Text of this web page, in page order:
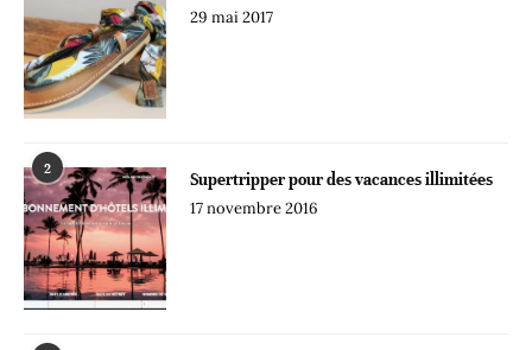
29 mai 2017
2
Supertripper pour des vacances illimitées
17 novembre 2016